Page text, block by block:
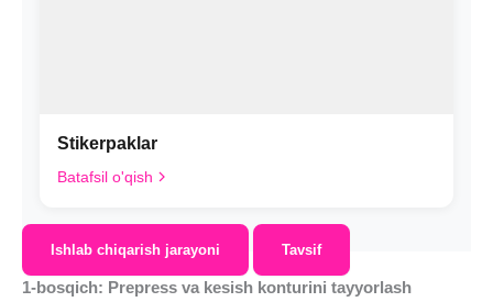
Stikerpaklar
Batafsil o'qish
Ishlab chiqarish jarayoni Tavsif
1-bosqich: Prepress va kesish konturini tayyorlash